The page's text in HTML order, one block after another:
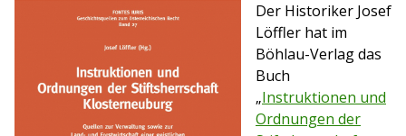
Der Historiker Josef
Löffler hat im
Böhlau-Verlag das
Buch
„Instruktionen und
Ordnungen der